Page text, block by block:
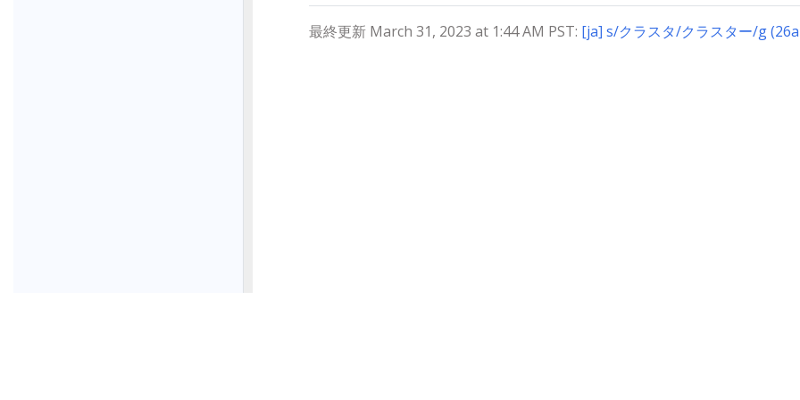
最終更新 March 31, 2023 at 1:44 AM PST: [ja] s/クラスタ/クラスター/g